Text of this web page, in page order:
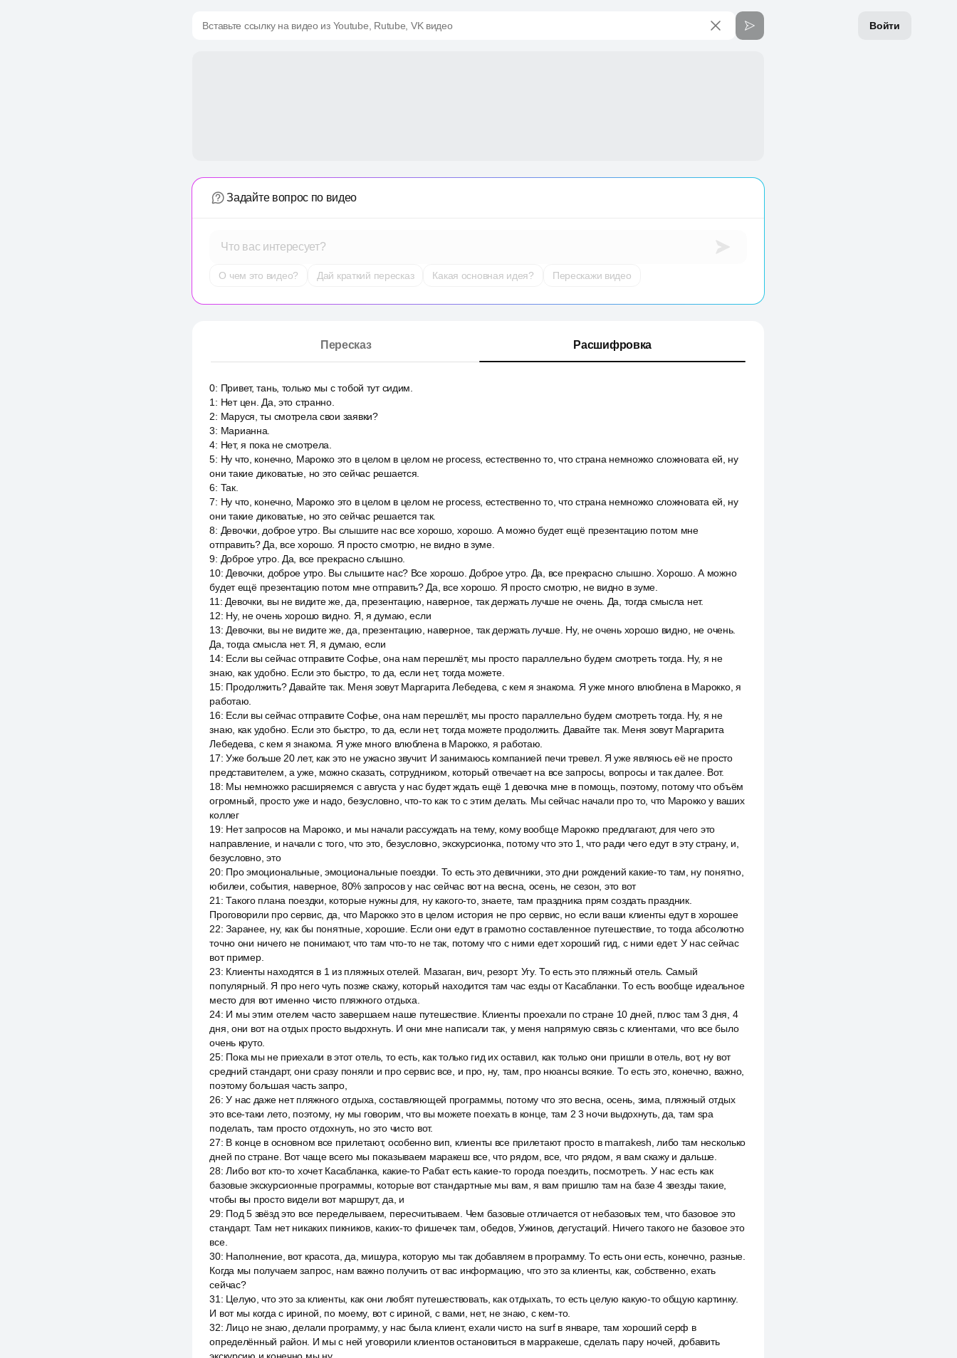
Войти
Вставьте ссылку на видео из Youtube, Rutube, VK видео
Задайте вопрос по видео
Что вас интересует?
О чем это видео? Дай краткий пересказ Какая основная идея? Перескажи видео
Пересказ Расшифровка
0: Привет, тань, только мы с тобой тут сидим.
1 : Нет цен. Да, это странно.
2: Маруся, ты смотрела свои заявки?
3: Марианна.
4: Нет, я пока не смотрела.
5: Ну что, конечно, Марокко это в целом в целом не process, естественно то, что страна немножко сложновата ей, ну
они такие диковатые, но это сейчас решается.
6: Так.
7: Ну что, конечно, Марокко это в целом в целом не process, естественно то, что страна немножко сложновата ей, ну
они такие диковатые, но это сейчас решается так.
8: Девочки, доброе утро. Вы слышите нас все хорошо, хорошо. А можно будет ещё презентацию потом мне
отправить? Да, все хорошо. Я просто смотрю, не видно в зуме.
9: Доброе утро. Да, все прекрасно слышно.
10: Девочки, доброе утро. Вы слышите нас? Все хорошо. Доброе утро. Да, все прекрасно слышно. Хорошо. А можно
будет ещё презентацию потом мне отправить? Да, все хорошо. Я просто смотрю, не видно в зуме.
11 : Девочки, вы не видите же, да, презентацию, наверное, так держать лучше не очень. Да, тогда смысла нет.
12: Ну, не очень хорошо видно. Я, я думаю, если
13: Девочки, вы не видите же, да, презентацию, наверное, так держать лучше. Ну, не очень хорошо видно, не очень.
Да, тогда смысла нет. Я, я думаю, если
14: Если вы сейчас отправите Софье, она нам перешлёт, мы просто параллельно будем смотреть тогда. Ну, я не
знаю, как удобно. Если это быстро, то да, если нет, тогда можете.
15: Продолжить? Давайте так. Меня зовут Маргарита Лебедева, с кем я знакома. Я уже много влюблена в Марокко, я
работаю.
16: Если вы сейчас отправите Софье, она нам перешлёт, мы просто параллельно будем смотреть тогда. Ну, я не
знаю, как удобно. Если это быстро, то да, если нет, тогда можете продолжить. Давайте так. Меня зовут Маргарита
Лебедева, с кем я знакома. Я уже много влюблена в Марокко, я работаю.
17:Уже больше 20 лет, как это не ужасно звучит. И занимаюсь компанией печи тревел. Я уже являюсь её не просто
представителем, а уже, можно сказать, сотрудником, который отвечает на все запросы, вопросы и так далее. Вот.
18: Мы немножко расширяемся с августа у нас будет ждать ещё 1 девочка мне в помощь, поэтому, потому что объём
огромный, просто уже и надо, безусловно, что-то как то с этим делать. Мы сейчас начали про то, что Марокко у ваших
коллег
19: Нет запросов на Марокко, и мы начали рассуждать на тему, кому вообще Марокко предлагают, для чего это
направление, и начали с того, что это, безусловно, экскурсионка, потому что это 1, что ради чего едут в эту страну, и,
безусловно, это
20: Про эмоциональные, эмоциональные поездки. То есть это девичники, это дни рождений какие-то там, ну понятно,
юбилеи, события, наверное, 80% запросов у нас сейчас вот на весна, осень, не сезон, это вот
21 :Такого плана поездки, которые нужны для, ну какого-то, знаете, там праздника прям создать праздник.
Проговорили про сервис, да, что Марокко это в целом история не про сервис, но если ваши клиенты едут в хорошее
22:Заранее, ну, как бы понятные, хорошие. Если они едут в грамотно составленное путешествие, то тогда абсолютно
точно они ничего не понимают, что там что-то не так, потому что с ними едет хороший гид, с ними едет. У нас сейчас
вот пример.
23: Клиенты находятся в 1 из пляжных отелей. Мазаган, вич, резорт. Угу. То есть это пляжный отель. Самый
популярный. Я про него чуть позже скажу, который находится там час езды от Касабланки. То есть вообще идеальное
место для вот именно чисто пляжного отдыха.
24: И мы этим отелем часто завершаем наше путешествие. Клиенты проехали по стране 10 дней, плюс там 3 дня, 4
дня, они вот на отдых просто выдохнуть. И они мне написали так, у меня напрямую связь с клиентами, что все было
очень круто.
25: Пока мы не приехали в этот отель, то есть, как только гид их оставил, как только они пришли в отель, вот, ну вот
средний стандарт, они сразу поняли и про сервис все, и про, ну, там, про нюансы всякие. То есть это, конечно, важно,
поэтому большая часть запро,
26:У нас даже нет пляжного отдыха, составляющей программы, потому что это весна, осень, зима, пляжный отдых
это все-таки лето, поэтому, ну мы говорим, что вы можете поехать в конце, там 2 3 ночи выдохнуть, да, там spa
поделать, там просто отдохнуть, но это чисто вот.
27: В конце в основном все прилетают, особенно вип, клиенты все прилетают просто в marrakesh, либо там несколько
дней по стране. Вот чаще всего мы показываем маракеш все, что рядом, все, что рядом, я вам скажу и дальше.
28:Либо вот кто-то хочет Касабланка, какие-то Рабат есть какие-то города поездить, посмотреть. У нас есть как
базовые экскурсионные программы, которые вот стандартные мы вам, я вам пришлю там на базе 4 звезды такие,
чтобы вы просто видели вот маршрут, да, и
29: Под 5 звёзд это все переделываем, пересчитываем. Чем базовые отличается от небазовых тем, что базовое это
стандарт. Там нет никаких пикников, каких-то фишечек там, обедов, Ужинов, дегустаций. Ничего такого не базовое это
все.
30: Наполнение, вот красота, да, мишура, которую мы так добавляем в программу. То есть они есть, конечно, разные.
Когда мы получаем запрос, нам важно получить от вас информацию, что это за клиенты, как, собственно, ехать
сейчас?
31 : Целую, что это за клиенты, как они любят путешествовать, как отдыхать, то есть целую какую-то общую картинку.
И вот мы когда с ириной, по моему, вот с ириной, с вами, нет, не знаю, с кем-то.
32:Лицо не знаю, делали программу, у нас была клиент, ехали чисто на surf в январе, там хороший серф в
определённый район. И мы с ней уговорили клиентов остановиться в марракеше, сделать пару ночей, добавить